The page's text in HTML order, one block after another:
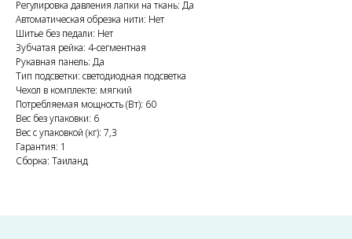
Регулировка давления лапки на ткань: Да
Автоматическая обрезка нити: Нет
Шитье без педали: Нет
Зубчатая рейка: 4-сегментная
Рукавная панель: Да
Тип подсветки: светодиодная подсветка
Чехол в комплекте: мягкий
Потребляемая мощность (Вт): 60
Вес без упаковки: 6
Вес с упаковкой (кг): 7,3
Гарантия: 1
Сборка: Таиланд